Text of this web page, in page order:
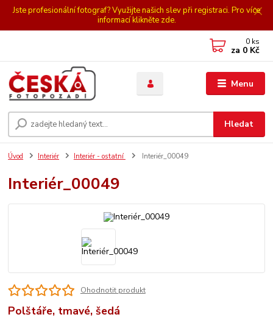
Jste profesionální fotograf? Využijte našich slev při registraci. Pro více
informací klikněte zde.
Menu
Hledat
0 ks
za 0 Kč
Úvod Interiér Interiér - ostatní Interiér_00049
Interiér_00049
Ohodnotit produkt
Polštáře, tmavé, šedá